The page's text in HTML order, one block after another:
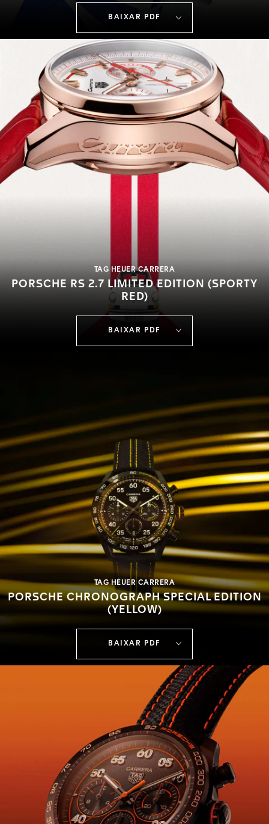
BAIXAR PDF
TAG HEUER CARRERA
PORSCHE RS 2.7 LIMITED EDITION (SPORTY
RED)
BAIXAR PDF
TAG HEUER CARRERA
PORSCHE CHRONOGRAPH SPECIAL EDITION
(YELLOW)
BAIXAR PDF